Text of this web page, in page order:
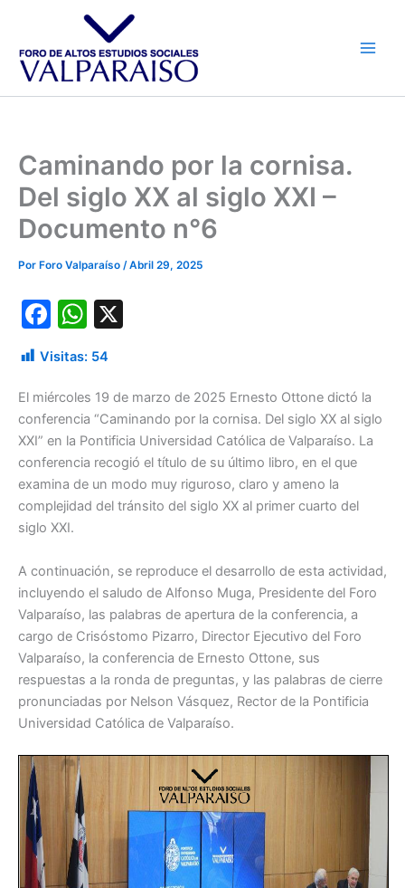
contenido
Caminando por la cornisa.
Del siglo XX al siglo XXI –
Documento n°6
Por Foro Valparaíso /Abril 29, 2025
F
a
c
e
b
o
o
k
W
h
at
s
A
p
p
Visitas: 54
El miércoles 19 de marzo de 2025 Ernesto Ottone dictó la
conferencia “Caminando por la cornisa. Del siglo XX al siglo
XXI” en la Pontificia Universidad Católica de Valparaíso. La
conferencia recogió el título de su último libro, en el que
examina de un modo muy riguroso, claro y ameno la
complejidad del tránsito del siglo XX al primer cuarto del
siglo XXI.
A continuación, se reproduce el desarrollo de esta actividad,
incluyendo el saludo de Alfonso Muga, Presidente del Foro
Valparaíso, las palabras de apertura de la conferencia, a
cargo de Crisóstomo Pizarro, Director Ejecutivo del Foro
Valparaíso, la conferencia de Ernesto Ottone, sus
respuestas a la ronda de preguntas, y las palabras de cierre
pronunciadas por Nelson Vásquez, Rector de la Pontificia
Universidad Católica de Valparaíso.